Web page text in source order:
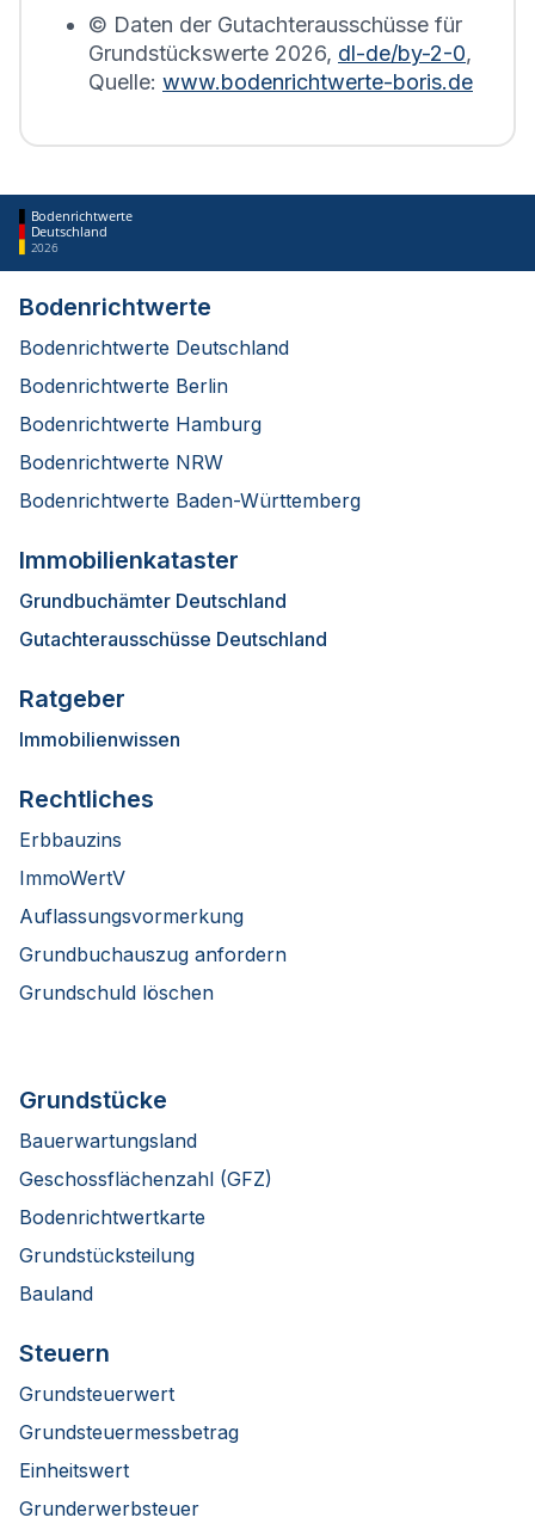
© Daten der Gutachterausschüsse für
Grundstückswerte 2026, dl-de/by-2-0,
Quelle: www.bodenrichtwerte-boris.de
Bodenrichtwerte
Deutschland
2026
Bodenrichtwerte
Bodenrichtwerte Deutschland
Bodenrichtwerte Berlin
Bodenrichtwerte Hamburg
Bodenrichtwerte NRW
Bodenrichtwerte Baden-Württemberg
Immobilienkataster
Grundbuchämter Deutschland
Gutachterausschüsse Deutschland
Ratgeber
Immobilienwissen
Rechtliches
Erbbauzins
ImmoWertV
Auflassungsvormerkung
Grundbuchauszug anfordern
Grundschuld löschen
Grundstücke
Bauerwartungsland
Geschossflächenzahl (GFZ)
Bodenrichtwertkarte
Grundstücksteilung
Bauland
Steuern
Grundsteuerwert
Grundsteuermessbetrag
Einheitswert
Grunderwerbsteuer